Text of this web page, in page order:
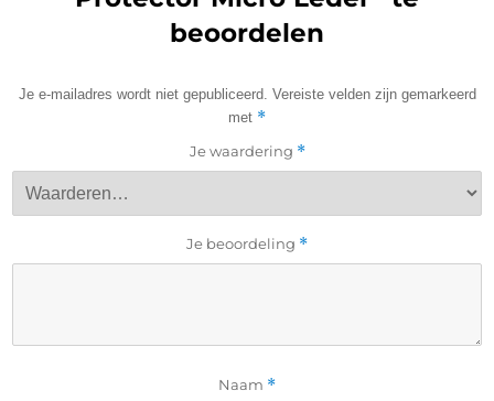
beoordelen
Je e-mailadres wordt niet gepubliceerd. Vereiste velden zijn gemarkeerd
met *
Je waardering *
Je beoordeling *
Naam *